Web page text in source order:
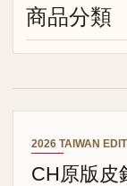
商品分類
2026 TAIWAN EDIT
CH原版皮